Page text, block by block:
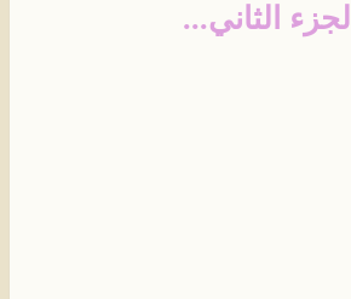
الجزء الثاني...